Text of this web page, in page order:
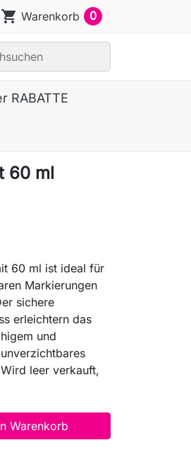
shopping_cart Warenkorb 0
RABATTE
60 ml
60 ml ist ideal für
Markierungen
sichere
erleichtern das
und
leer verkauft,
Warenkorb